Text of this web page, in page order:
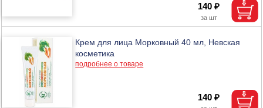
140 ₽
Крем для лица Морковный 40 мл, Невская
косметика
подробнее о товаре
140 ₽